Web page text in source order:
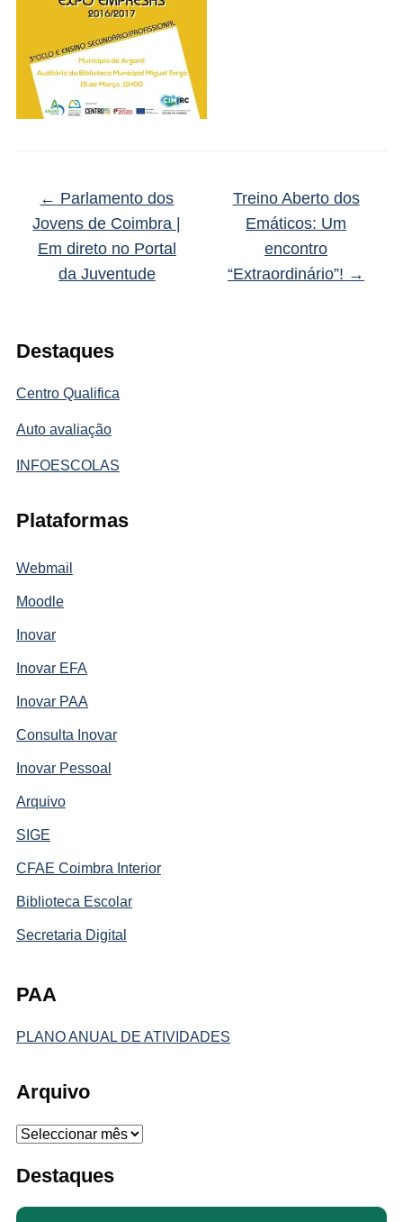
Destaques
Centro Qualifica
Auto avaliação
INFOESCOLAS
Plataformas
Webmail
Moodle
Inovar
Inovar EFA
Inovar PAA
Consulta Inovar
Inovar Pessoal
Arquivo
SIGE
CFAE Coimbra Interior
Biblioteca Escolar
Secretaria Digital
PAA
PLANO ANUAL DE ATIVIDADES
Arquivo
Arquivo
← Parlamento dos
Jovens de Coimbra |
Em direto no Portal
da Juventude
Treino Aberto dos
Emáticos: Um
encontro
“Extraordinário”! →
Destaques